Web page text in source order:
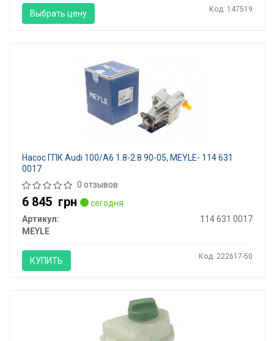
Выбрать цену Код: 147519
Насос ГПК Audi 100/A6 1.8-2.8 90-05, MEYLE- 114 631
0017
0 отзывов
6 845 грн
сегодня
Артикул:
114 631 0017
MEYLE
КУПИТЬ Код: 222617-50